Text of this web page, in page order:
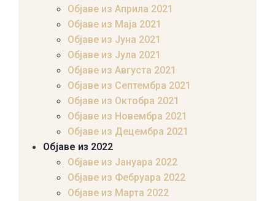
Објаве из Априла 2021
Објаве из Маја 2021
Објаве из Јуна 2021
Објаве из Јула 2021
Објаве из Августа 2021
Објаве из Септембра 2021
Објаве из Октобра 2021
Објаве из Новембра 2021
Објаве из Децембра 2021
Објаве из 2022
Објаве из Јануара 2022
Објаве из Фебруара 2022
Објаве из Марта 2022